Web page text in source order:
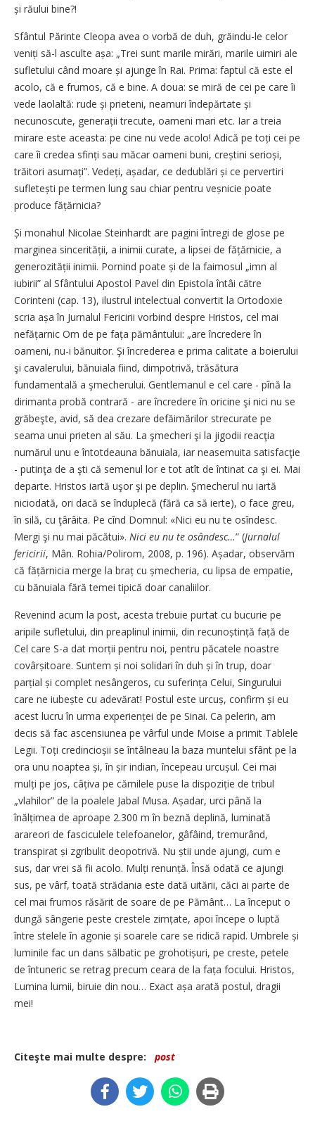
și răului bine?!
Sfântul Părinte Cleopa avea o vorbă de duh, grăindu-le celor
veniți să-l asculte așa: „Trei sunt marile mirări, marile uimiri ale
sufletului când moare și ajunge în Rai. Prima: faptul că este el
acolo, că e frumos, că e bine. A doua: se miră de cei pe care îi
vede laolaltă: rude și prieteni, neamuri îndepărtate și
necunoscute, gene­rații trecute, oameni mari etc. Iar a treia
mirare este aceasta: pe cine nu vede acolo! Adică pe toți cei pe
care îi credea sfinți sau măcar oameni buni, creștini serioși,
trăitori asumați”. Vedeți, așa­dar, ce dedublări și ce pervertiri
sufle­tești pe termen lung sau chiar pentru veșnicie poate
produce fățărnicia?
Și monahul Nicolae Steinhardt are pagini întregi de glose pe
marginea sincerității, a inimii curate, a lipsei de fățărnicie, a
generozității inimii. Pornind poate și de la faimosul „imn al
iubirii” al Sfântului Apostol Pavel din Epistola întâi către
Corinteni (cap. 13), ilustrul intelectual convertit la Ortodoxie
scria așa în Jurnalul Fericirii vorbind despre Hristos, cel mai
nefățarnic Om de pe fața pământului: „are încredere în
oameni, nu-i bănuitor. Şi încrederea e prima calitate a boierului
şi cavalerului, bănuiala fiind, dimpotrivă, trăsătura
fundamentală a şmecherului. Gentlemanul e cel care - pînă la
dirimanta probă contrară - are încredere în oricine şi nici nu se
grăbeşte, avid, să dea crezare defăimărilor strecurate pe
seama unui prieten al său. La şmecheri şi la jigodii reacţia
numărul unu e întotdeauna bănuiala, iar neasemuita satisfacţie
- putinţa de a şti că semenul lor e tot atît de întinat ca şi ei. Mai
departe. Hristos iartă uşor şi pe deplin. Şmecherul nu iartă
niciodată, ori dacă se înduplecă (fără ca să ierte), o face greu,
în silă, cu ţârâita. Pe cînd Domnul: «Nici eu nu te osîndesc.
Mergi şi nu mai păcătui». Nici eu nu te osândesc…” (Jurnalul
fericirii, Mân. Rohia/Polirom, 2008, p. 196). Așadar, observăm
că fățărnicia merge la braț cu șmecheria, cu lipsa de empatie,
cu bănuiala fără temei tipică doar canaliilor.
Revenind acum la post, acesta trebuie purtat cu bucurie pe
aripile sufletului, din preaplinul inimii, din recunoștință față de
Cel care S-a dat morții pentru noi, pentru păcatele noastre
covârșitoare. Suntem și noi solidari în duh și în trup, doar
parțial și complet nesângeros, cu suferința Celui, Singurului
care ne iubește cu adevărat! Postul este urcuș, confirm și eu
acest lucru în urma experienței de pe Sinai. Ca pelerin, am
decis să fac ascensiunea pe vârful unde Moise a primit Tablele
Legii. Toți credincioșii se întâlneau la baza muntelui sfânt pe la
ora unu noaptea și, în șir indian, începeau urcușul. Cei mai
mulți pe jos, câțiva pe cămilele puse la dispoziție de tribul
„vlahilor” de la poalele Jabal Musa. Așadar, urci până la
înălțimea de aproape 2.300 m în beznă deplină, luminată
arareori de fasciculele telefoanelor, gâfâind, tremurând,
transpirat și zgribulit deopotrivă. Nu știi unde ajungi, cum e
sus, dar vrei să fii acolo. Mulți renunță. Însă odată ce ajungi
sus, pe vârf, toată strădania este dată uitării, căci ai parte de
cel mai frumos răsărit de soare de pe Pământ… La început o
dungă sângerie peste crestele zimțate, apoi începe o luptă
între stelele în agonie și soarele care se ridică rapid. Umbrele și
luminile fac un dans sălbatic pe grohotișuri, pe creste, petele
de întuneric se retrag precum ceara de la fața focului. Hristos,
Lumina lumii, biruie din nou… Exact așa arată postul, dragii
mei!
Citeşte mai multe despre: post